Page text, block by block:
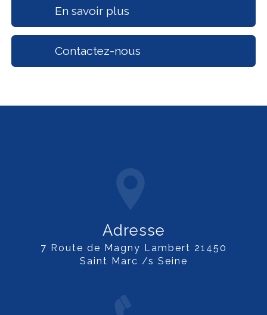
En savoir plus
Contactez-nous
Adresse
7 Route de Magny Lambert 21450
Saint Marc /s Seine